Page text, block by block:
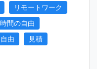
リモートワーク
時間の自由
自由
見積